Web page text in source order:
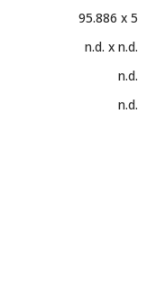
95.886 x 5
n.d. x n.d.
n.d.
n.d.